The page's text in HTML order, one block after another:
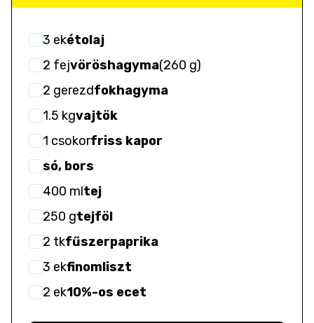
3 ekétolaj
2 fejvöröshagyma(260 g)
2 gerezdfokhagyma
1.5 kgvajtök
1 csokorfriss kapor
só, bors
400 mltej
250 gtejföl
2 tkfűszerpaprika
3 ekfinomliszt
2 ek10%-os ecet